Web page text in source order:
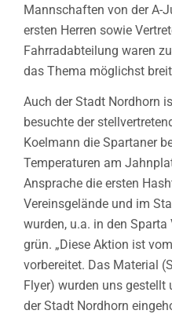
Mannschaften von der A-
ersten Herren sowie
Fahrradabteilung waren
das Thema möglichst
Auch der Stadt Nordhorn
besuchte der
Koelmann die Spartaner
Temperaturen am
Ansprache die ersten
Vereinsgelände und im
wurden, u.a. in den
grün. „Diese Aktion ist
vorbereitet. Das Material
Flyer) wurden uns gestellt
der Stadt Nordhorn